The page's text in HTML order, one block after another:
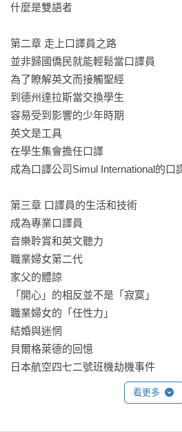
清楚的邏輯與結構，透過淺顯的詞彙
什麼是雙語者
第二章 走上口譯員之路
並非歸國僑民就能輕鬆當口譯員
為了瞭解英文而接觸聖經
到德州達拉斯當交換學生
容易受到影響的少年時期
英文是工具
在學生集會擔任口譯
成為口譯公司Simul International的口
第三章 口譯員的生活和技術
成為專業口譯員
音樂聆賞和英文聽力
職業婦女第二代
家父的體諒
「開心」的相反並不是「寂寞」
職業婦女的「任性力」
結婚與迷惘
貝爾格萊德的回憶
日本航空四七二號班機劫機事件
前首相佐藤榮作「我會妥善處理」
看更多